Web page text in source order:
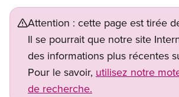
Attention : cette page est tirée
Il se pourrait que notre site
des informations plus récentes
Pour le savoir, utilisez notre
de recherche.